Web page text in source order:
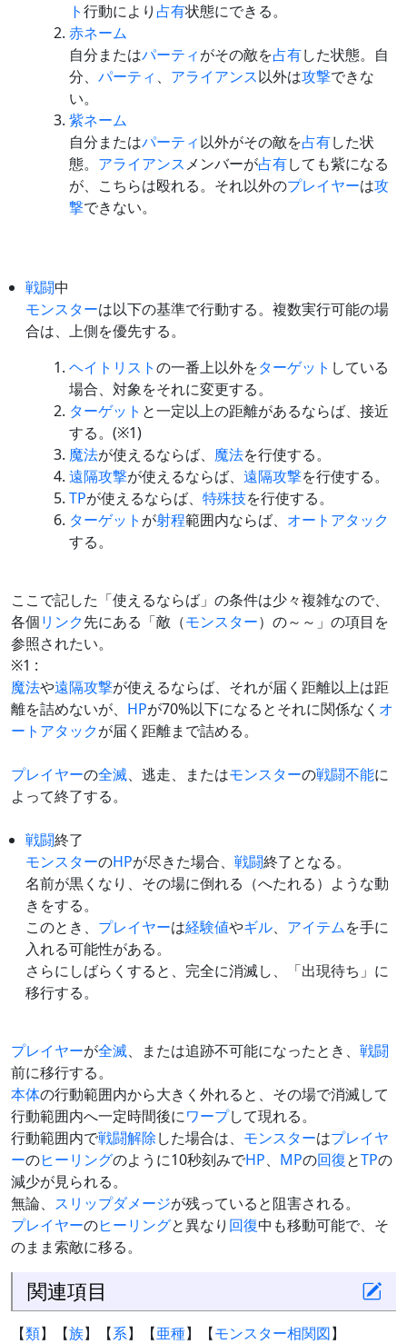
ト行動により 占有状態にできる。
赤ネーム
自分またはパーティがその敵を占有した状態。自
分、 パーティ 、 アライアンス以外は攻撃できな
い。
紫ネーム
自分またはパーティ以外がその敵を占有した状
態。 アライアンスメンバーが占有しても紫になる
が、こちらは殴れる。それ以外のプレイヤーは攻
撃できない。
戦闘中
モンスターは以下の基準で行動する。複数実行可能の場
合は、上側を優先する。
ヘイトリストの一番上以外をターゲット している
場合、対象をそれに変更する。
ターゲット と一定以上の距離があるならば、接近
する。(※1)
魔法が使えるならば、 魔法を行使する。
遠隔攻撃が使えるならば、 遠隔攻撃を行使する。
TPが使えるならば、 特殊技を行使する。
ターゲット が射程範囲内ならば、 オートアタック
する。
ここで記した「使えるならば」の条件は少々複雑なので、
各個リンク先にある「敵（モンスター）の～～」の項目を
参照されたい。
※1 :
魔法や遠隔攻撃が使えるならば、それが届く距離以上は距
離を詰めないが、 HPが70%以下になるとそれに関係なく オ
ートアタックが届く距離まで詰める。
プレイヤーの全滅、逃走、またはモンスターの戦闘不能に
よって終了する。
戦闘終了
モンスターのHPが尽きた場合、 戦闘終了となる。
名前が黒くなり、その場に倒れる（へたれる）ような動
きをする。
このとき、 プレイヤーは経験値やギル、 アイテムを手に
入れる可能性がある。
さらにしばらくすると、完全に消滅し、「出現待ち」に
移行する。
プレイヤーが全滅、または追跡不可能になったとき、 戦闘
前に移行する。
本体の行動範囲内から大きく外れると、その場で消滅して
行動範囲内へ一定時間後にワープして現れる。
行動範囲内で戦闘解除した場合は、 モンスターはプレイヤ
ーのヒーリングのように10秒刻みでHP、 MPの回復とTPの
減少が見られる。
無論、 スリップダメージが残っていると阻害される。
プレイヤーのヒーリングと異なり 回復中も移動可能で、そ
のまま索敵に移る。
関連項目
【類】【族】【系】【亜種】【モンスター相関図】